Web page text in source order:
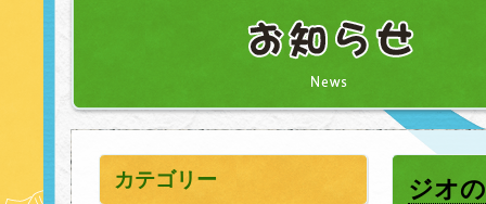
ジオ
カテゴリー